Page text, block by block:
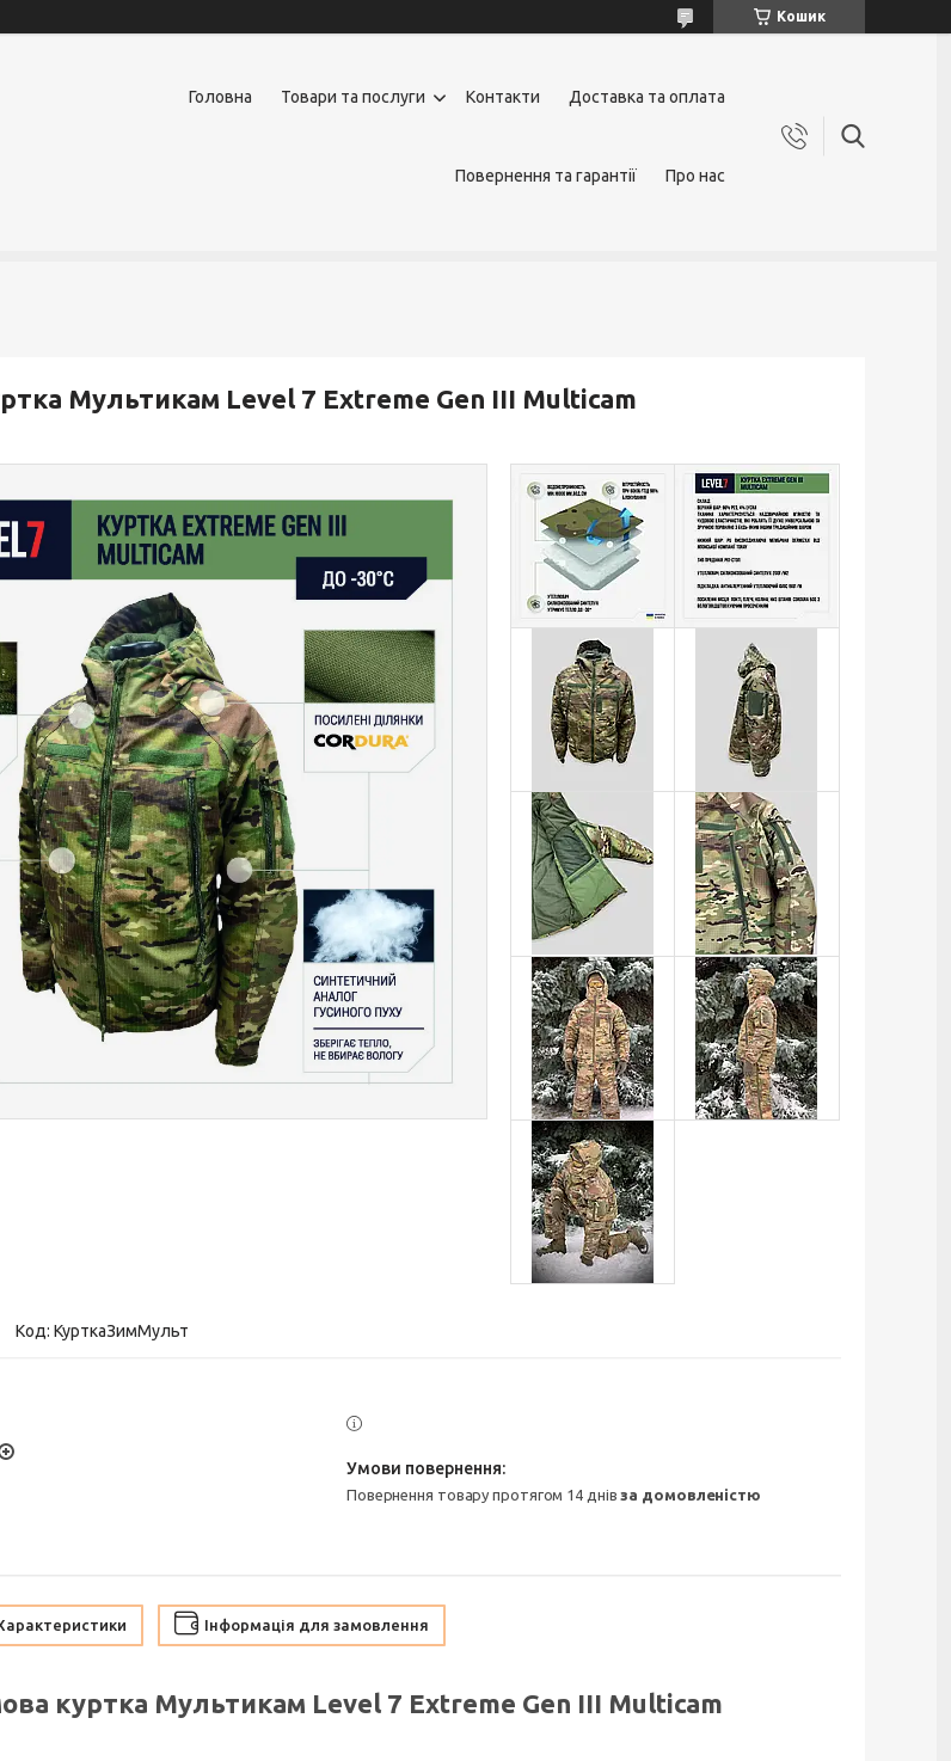
Кошик
Головна Товари та послуги Контакти Доставка та оплата
Повернення та гарантії Про нас
Мультикам Level 7 Extreme Gen III Multicam
Код: КурткаЗимМульт
повернення товару протягом 14 днівза домовленістю
Інформація для замовлення
куртка Мультикам Level 7 Extreme Gen III Multicam